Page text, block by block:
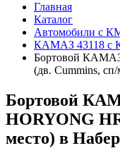
Главная
Каталог
Автомобили с
КАМАЗ 43118 с
Бортовой
(дв. Cummins, сп/
Бортовой
HORYONG
место) в